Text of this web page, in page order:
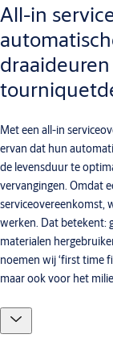
All-in
Met een all-in
ervan dat hun
de levensduur te
vervangingen. Omdat
serviceovereenkomst,
werken. Dat betekent:
materialen
noemen wij ‘first time
maar ook voor het